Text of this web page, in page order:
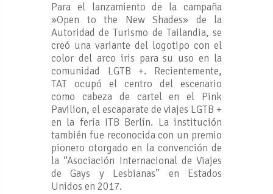
Para el lanzamiento de la campaña
»Open to the New Shades» de la
Autoridad de Turismo de Tailandia, se
creó una variante del logotipo con el
color del arco iris para su uso en la
comunidad LGTB +. Recientemente,
TAT ocupó el centro del escenario
como cabeza de cartel en el Pink
Pavilion, el escaparate de viajes LGTB +
en la feria ITB Berlín. La institución
también fue reconocida con un premio
pionero otorgado en la convención de
la “Asociación Internacional de Viajes
de Gays y Lesbianas” en Estados
Unidos en 2017.